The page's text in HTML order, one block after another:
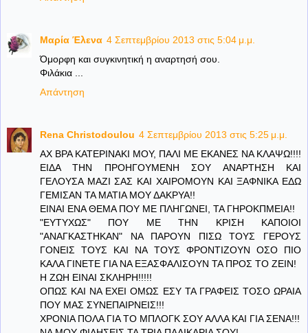
Μαρία Έλενα 4 Σεπτεμβρίου 2013 στις 5:04 μ.μ.
Όμορφη και συγκινητική η αναρτησή σου.
Φιλάκια ...
Απάντηση
Rena Christodoulou 4 Σεπτεμβρίου 2013 στις 5:25 μ.μ.
ΑΧ ΒΡΑ ΚΑΤΕΡΙΝΑΚΙ ΜΟΥ, ΠΑΛΙ ΜΕ ΕΚΑΝΕΣ ΝΑ ΚΛΑΨΩ!!!!
ΕΙΔΑ ΤΗΝ ΠΡΟΗΓΟΥΜΕΝΗ ΣΟΥ ΑΝΑΡΤΗΣΗ ΚΑΙ
ΓΕΛΟΥΣΑ ΜΑΖΙ ΣΑΣ ΚΑΙ ΧΑΙΡΟΜΟΥΝ ΚΑΙ ΞΑΦΝΙΚΑ ΕΔΩ
ΓΕΜΙΣΑΝ ΤΑ ΜΑΤΙΑ ΜΟΥ ΔΑΚΡΥΑ!!
ΕΙΝΑΙ ΕΝΑ ΘΕΜΑ ΠΟΥ ΜΕ ΠΛΗΓΩΝΕΙ, ΤΑ ΓΗΡΟΚΠΜΕΙΑ!!
"ΕΥΤΥΧΩΣ" ΠΟΥ ΜΕ ΤΗΝ ΚΡΙΣΗ ΚΑΠΟΙΟΙ
"ΑΝΑΓΚΑΣΤΗΚΑΝ" ΝΑ ΠΑΡΟΥΝ ΠΙΣΩ ΤΟΥΣ ΓΕΡΟΥΣ
ΓΟΝΕΙΣ ΤΟΥΣ ΚΑΙ ΝΑ ΤΟΥΣ ΦΡΟΝΤΙΖΟΥΝ ΟΣΟ ΠΙΟ
ΚΑΛΑ ΓΙΝΕΤΕ ΓΙΑ ΝΑ ΕΞΑΣΦΑΛΙΣΟΥΝ ΤΑ ΠΡΟΣ ΤΟ ΖΕΙΝ!
Η ΖΩΗ ΕΙΝΑΙ ΣΚΛΗΡΗ!!!!!
ΟΠΩΣ ΚΑΙ ΝΑ ΕΧΕΙ ΟΜΩΣ ΕΣΥ ΤΑ ΓΡΑΦΕΙΣ ΤΟΣΟ ΩΡΑΙΑ
ΠΟΥ ΜΑΣ ΣΥΝΕΠΑΙΡΝΕΙΣ!!!
ΧΡΟΝΙΑ ΠΟΛΑ ΓΙΑ ΤΟ ΜΠΛΟΓΚ ΣΟΥ ΑΛΛΑ ΚΑΙ ΓΙΑ ΣΕΝΑ!!!